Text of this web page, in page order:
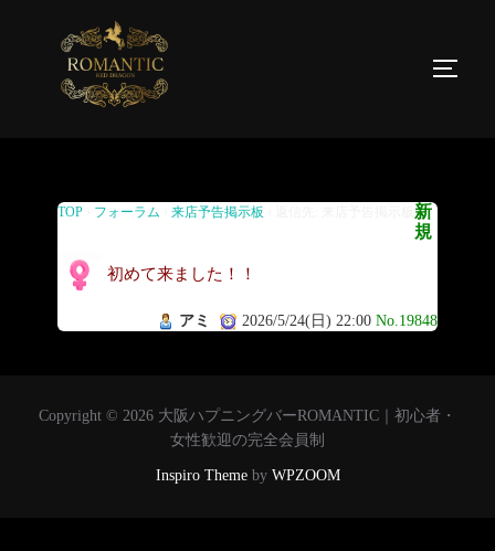
返信先: 来店予告掲示板
TOP フォーラム 来店予告掲示板
新
規
初めて来ました！！
アミ 2026/5/24(日) 22:00 No.19848
Copyright © 2026 大阪ハプニングバーROMANTIC｜初心者・
女性歓迎の完全会員制
Inspiro Themeby WPZOOM